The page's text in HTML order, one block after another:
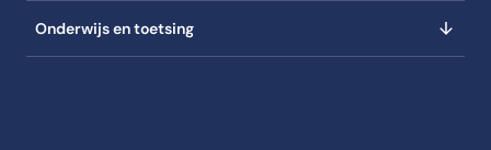
Onderwijs en toetsing